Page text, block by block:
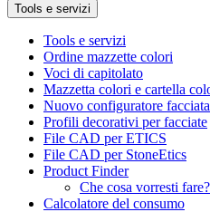
Tools e servizi
Tools e servizi
Ordine mazzette colori
Voci di capitolato
Mazzetta colori e cartella
Nuovo configuratore
Profili decorativi per facciate
File CAD per ETICS
File CAD per StoneEtics
Product Finder
Che cosa vorresti
Calcolatore del consumo